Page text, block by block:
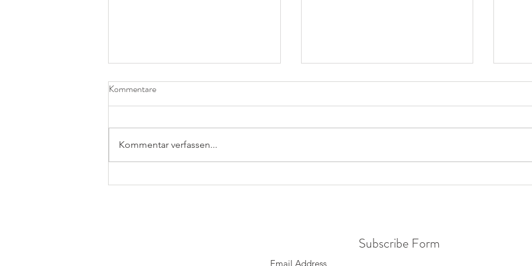
Schnelle Kürbissuppe - leicht
Warum Du Reis vorm Kochen
Kommentare
Kommentar verfassen...
Subscribe Form